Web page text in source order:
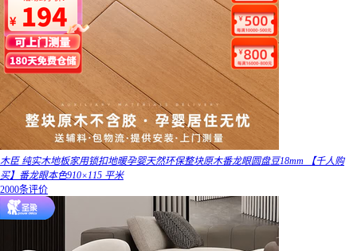
木臣 纯实木地板家用锁扣地暖孕婴天然环保整块原木番龙眼圆盘豆18mm 【千人购
买】番龙眼本色910×115 平米
2000条评价